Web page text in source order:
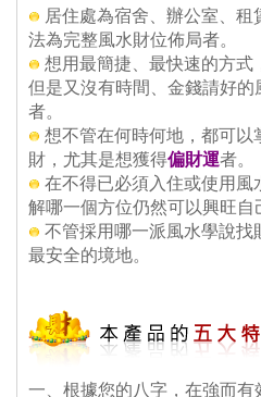
居住處為宿舍、辦公室、
法為完整風水財位佈局者。
想用最簡捷、最快速的方式
但是又沒有時間、金錢請好
者。
想不管在何時何地，都可
財，尤其是想獲得偏財運者。
在不得已必須入住或使用
解哪一個方位仍然可以興旺自
不管採用哪一派風水學說找
最安全的境地。
一、根據您的八字，在強而